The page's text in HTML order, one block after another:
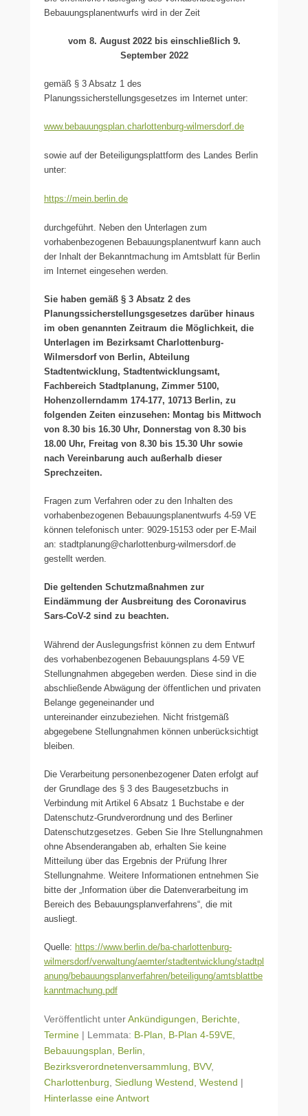
Bebauungsplanentwurfs wird in der Zeit
vom 8. August 2022 bis einschließlich 9.
September 2022
gemäß § 3 Absatz 1 des
Planungssicherstellungsgesetzes im Internet unter:
www.bebauungsplan.charlottenburg-wilmersdorf.de
sowie auf der Beteiligungsplattform des Landes Berlin
unter:
https://mein.berlin.de
durchgeführt. Neben den Unterlagen zum
vorhabenbezogenen Bebauungsplanentwurf kann auch
der Inhalt der Bekanntmachung im Amtsblatt für Berlin
im Internet eingesehen werden.
Sie haben gemäß § 3 Absatz 2 des
Planungssicherstellungsgesetzes darüber hinaus
im oben genannten Zeitraum die Möglichkeit, die
Unterlagen im Bezirksamt Charlottenburg-
Wilmersdorf von Berlin, Abteilung
Stadtentwicklung, Stadtentwicklungsamt,
Fachbereich Stadtplanung, Zimmer 5100,
Hohenzollerndamm 174-177, 10713 Berlin, zu
folgenden Zeiten einzusehen: Montag bis Mittwoch
von 8.30 bis 16.30 Uhr, Donnerstag von 8.30 bis
18.00 Uhr, Freitag von 8.30 bis 15.30 Uhr sowie
nach Vereinbarung auch außerhalb dieser
Sprechzeiten.
Fragen zum Verfahren oder zu den Inhalten des
vorhabenbezogenen Bebauungsplanentwurfs 4-59 VE
können telefonisch unter: 9029-15153 oder per E-Mail
an: stadtplanung@charlottenburg-wilmersdorf.de
gestellt werden.
Die geltenden Schutzmaßnahmen zur
Eindämmung der Ausbreitung des Coronavirus
Sars-CoV-2 sind zu beachten.
Während der Auslegungsfrist können zu dem Entwurf
des vorhabenbezogenen Bebauungsplans 4-59 VE
Stellungnahmen abgegeben werden. Diese sind in die
abschließende Abwägung der öffentlichen und privaten
Belange gegeneinander und
untereinander einzubeziehen. Nicht fristgemäß
abgegebene Stellungnahmen können unberücksichtigt
bleiben.
Die Verarbeitung personenbezogener Daten erfolgt auf
der Grundlage des § 3 des Baugesetzbuchs in
Verbindung mit Artikel 6 Absatz 1 Buchstabe e der
Datenschutz-Grundverordnung und des Berliner
Datenschutzgesetzes. Geben Sie Ihre Stellungnahmen
ohne Absenderangaben ab, erhalten Sie keine
Mitteilung über das Ergebnis der Prüfung Ihrer
Stellungnahme. Weitere Informationen entnehmen Sie
bitte der „Information über die Datenverarbeitung im
Bereich des Bebauungsplanverfahrens“, die mit
ausliegt.
Quelle: https://www.berlin.de/ba-charlottenburg-
wilmersdorf/verwaltung/aemter/stadtentwicklung/stadtpl
anung/bebauungsplanverfahren/beteiligung/amtsblattbe
kanntmachung.pdf
Veröffentlicht unterAnkündigungen Berichte
Termine | Lemmata: B-Plan B-Plan 4-59VE
Bebauungsplan
Berlin
Bezirksverordnetenversammlung
BVV,
Charlottenburg Siedlung Westend Westend |
Hinterlasse eine Antwort